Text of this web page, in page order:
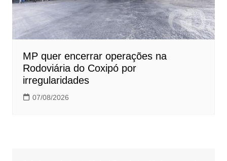
MP quer encerrar operações na
Rodoviária do Coxipó por
irregularidades
07/08/2026